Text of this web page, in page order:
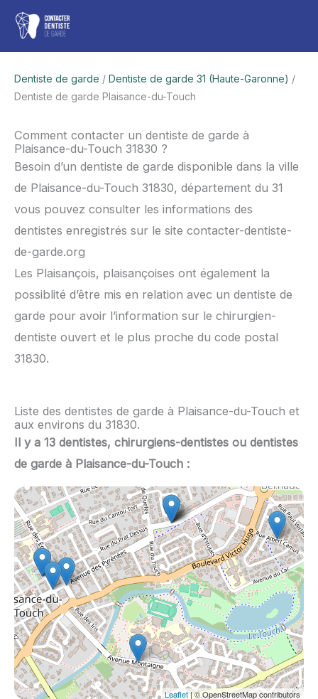
Aller
contenu
Dentiste de garde / Dentiste de garde 31 (Haute-Garonne) /
Dentiste de garde Plaisance-du-Touch
Comment contacter un dentiste de garde à
Plaisance-du-Touch 31830 ?
Besoin d’un dentiste de garde disponible dans la ville
de Plaisance-du-Touch 31830, département du 31
vous pouvez consulter les informations des
dentistes enregistrés sur le site contacter-dentiste-
de-garde.org
Les Plaisançois, plaisançoises ont également la
possiblité d’être mis en relation avec un dentiste de
garde pour avoir l’information sur le chirurgien-
dentiste ouvert et le plus proche du code postal
31830.
Liste des dentistes de garde à Plaisance-du-Touch et
aux environs du 31830.
Il y a 13 dentistes, chirurgiens-dentistes ou dentistes
de garde à Plaisance-du-Touch :
Leaflet| © OpenStreetMap contributors